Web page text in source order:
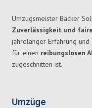
Umzugsmeister Bäcker
Zuverlässigkeit und
jahrelanger Erfahrung
für einen reibungslosen
zugeschnitten ist.
Umzüge